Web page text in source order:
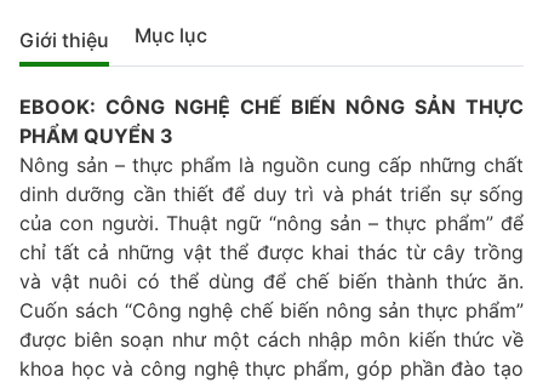
Giới thiệu Mục lục
EBOOK: CÔNG NGHỆ CHẾ BIẾN NÔNG SẢN THỰC
PHẨM QUYỂN 3
Nông sản – thực phẩm là nguồn cung cấp những chất
dinh dưỡng cần thiết để duy trì và phát triển sự sống
của con người. Thuật ngữ “nông sản – thực phẩm” để
chỉ tất cả những vật thể được khai thác từ cây trồng
và vật nuôi có thể dùng để chế biến thành thức ăn.
Cuốn sách “Công nghệ chế biến nông sản thực phẩm”
được biên soạn như một cách nhập môn kiến thức về
khoa học và công nghệ thực phẩm, góp phần đào tạo